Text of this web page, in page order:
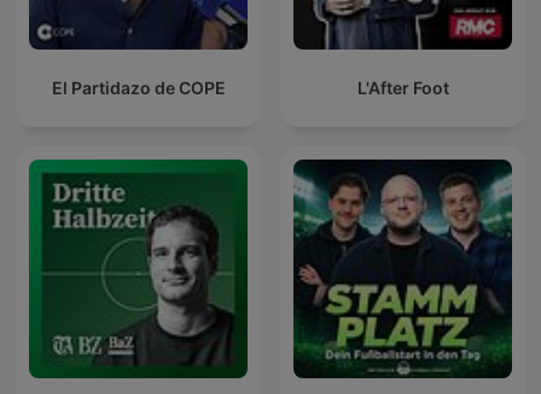
El Partidazo de COPE L'After Foot